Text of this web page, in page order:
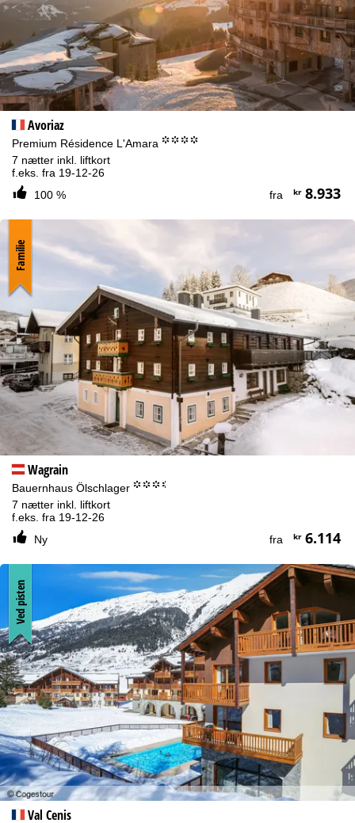
Avoriaz
Premium Résidence L'Amara °°°°
7 nætter inkl. liftkort
f.eks. fra 19-12-26
100 %
fra kr8.933
Wagrain
Bauernhaus Ölschlager °°°.
7 nætter inkl. liftkort
f.eks. fra 19-12-26
Ny
fra kr6.114
Familie
Val Cenis
Ved pisten